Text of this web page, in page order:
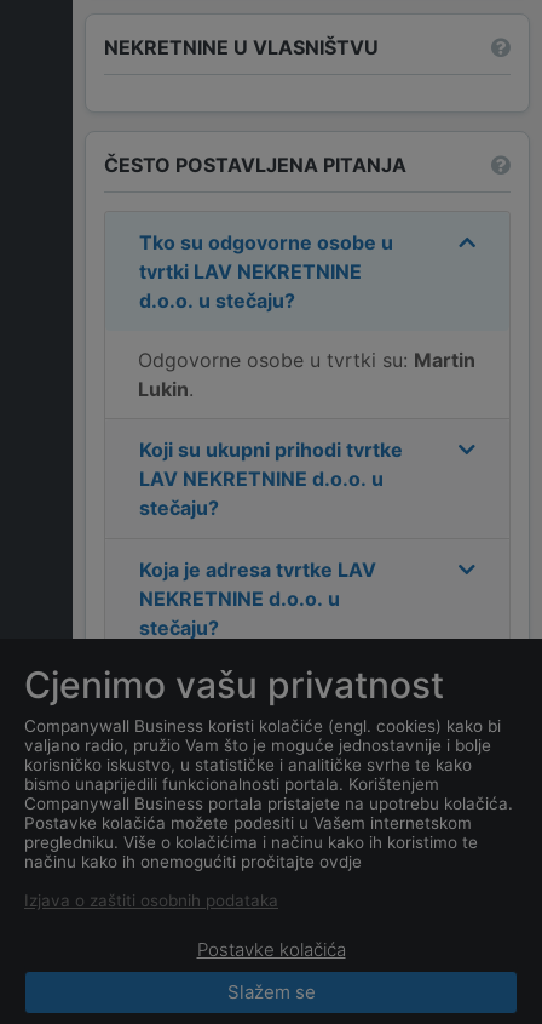
NEKRETNINE U VLASNIŠTVU
ČESTO POSTAVLJENA PITANJA
Tko su odgovorne osobe u
tvrtki LAV NEKRETNINE
d.o.o. u stečaju?
Odgovorne osobe u tvrtki su: Martin
Lukin.
Koji su ukupni prihodi tvrtke
LAV NEKRETNINE d.o.o. u
stečaju?
Koja je adresa tvrtke LAV
NEKRETNINE d.o.o. u
stečaju?
Koji je kontakt tvrtkeLAV
NEKRETNINE d.o.o. u
stečaju?
Koji je datum osnivanja
tvrtkeLAV NEKRETNINE
d.o.o. u stečaju?
CompanyWall Business © 2026
korištenja | Obavijest o privatnosti
Cjenimo vašu privatnost
Companywall Business koristi kolačiće (engl. cookies) kako bi
valjano radio, pružio Vam što je moguće jednostavnije i bolje
korisničko iskustvo, u statističke i analitičke svrhe te kako
bismo unaprijedili funkcionalnosti portala. Korištenjem
Companywall Business portala pristajete na upotrebu kolačića.
Postavke kolačića možete podesiti u Vašem internetskom
pregledniku. Više o kolačićima i načinu kako ih koristimo te
načinu kako ih onemogućiti pročitajte ovdje
Izjava o zaštiti osobnih podataka
Postavke kolačića
Slažem se